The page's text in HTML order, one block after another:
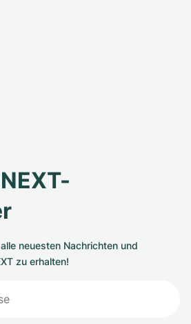
neuesten Nachrichten und
zu erhalten!